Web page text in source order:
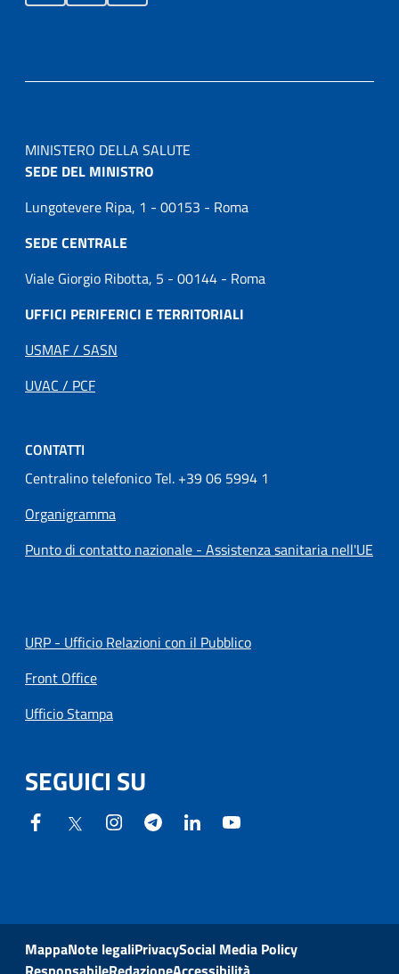
MINISTERO DELLA SALUTE
SEDE DEL MINISTRO
Lungotevere Ripa, 1 - 00153 - Roma
SEDE CENTRALE
Viale Giorgio Ribotta, 5 - 00144 - Roma
UFFICI PERIFERICI E TERRITORIALI
USMAF / SASN
UVAC / PCF
CONTATTI
Centralino telefonico Tel. +39 06 5994 1
Organigramma
Punto di contatto nazionale - Assistenza sanitaria nell'UE
URP - Ufficio Relazioni con il Pubblico
Front Office
Ufficio Stampa
SEGUICI SU
MappaNote legaliPrivacySocial Media Policy